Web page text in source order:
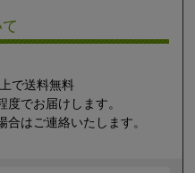
で送料無料
度でお届けします。
はご連絡いたします。